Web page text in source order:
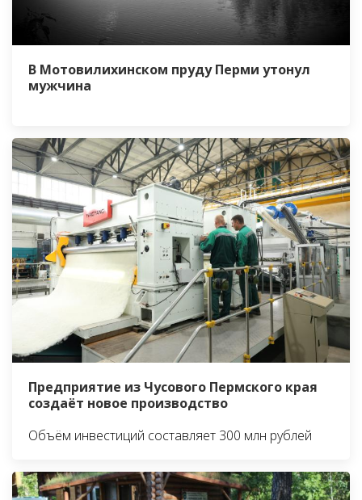
В Мотовилихинском пруду Перми утонул
мужчина
Предприятие из Чусового Пермского края
создаёт новое производство
Объём инвестиций составляет 300 млн рублей